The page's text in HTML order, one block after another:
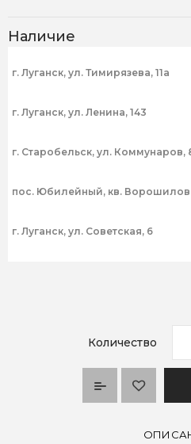
Наличие
г. Луганск, ул. Тимирязева, 11а
г. Луганск, ул. Ленина, 143
г. Старобельск, ул. Коммунаров,
пос. Юбилейный, кв.
г. Луганск, ул. Советская, 6
Количество